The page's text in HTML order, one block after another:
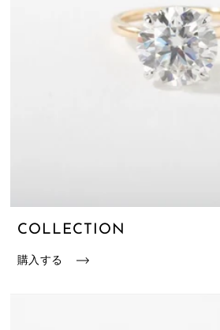
COLLECTION
購入する